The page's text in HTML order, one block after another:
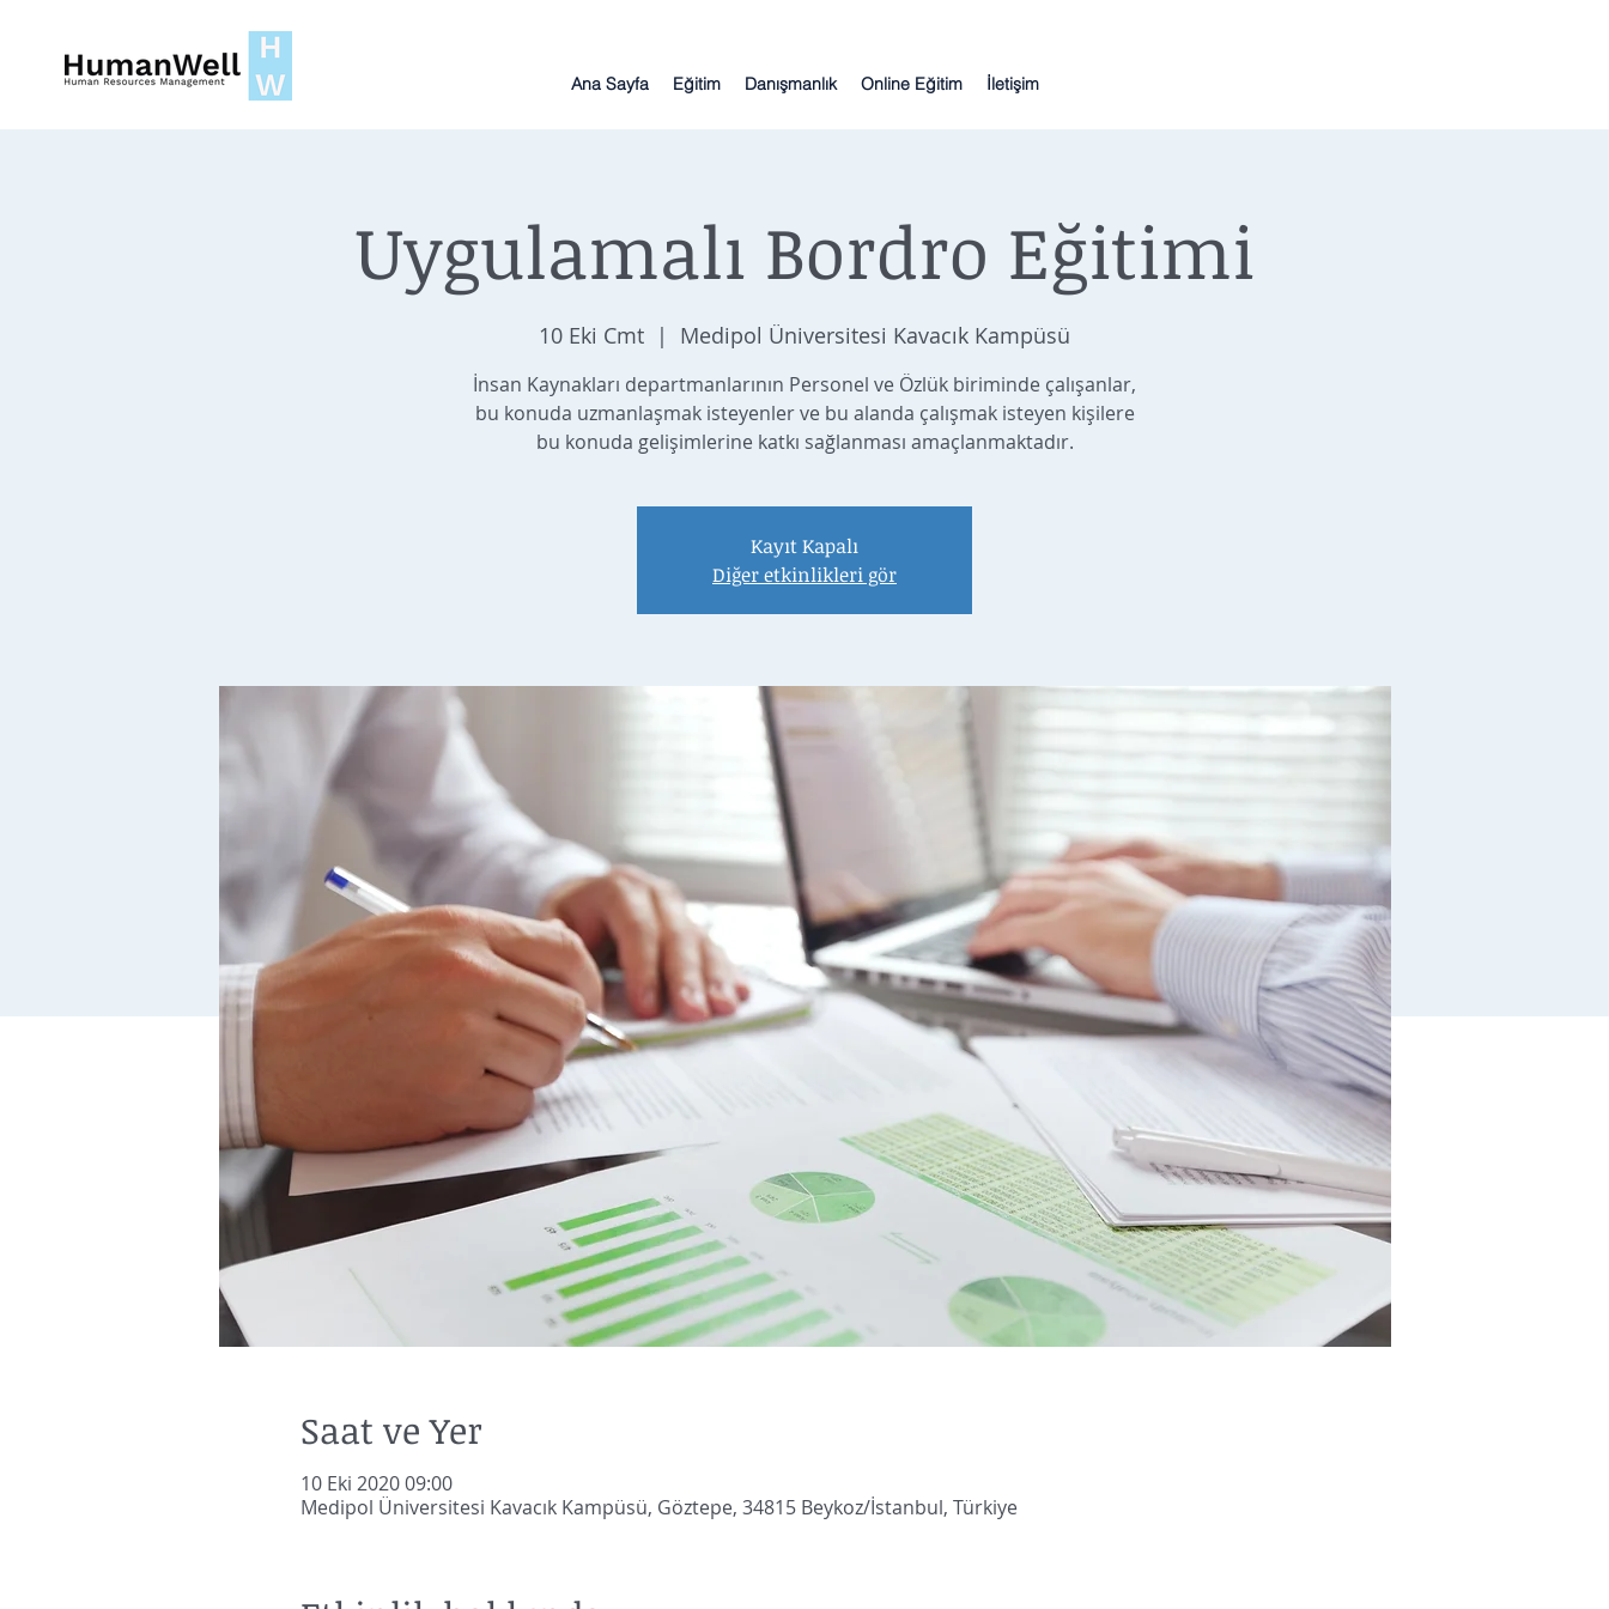
Ana Sayfa Eğitim Danışmanlık Online Eğitim İletişim
Uygulamalı Bordro Eğitimi
10 Eki Cmt
  |
Medipol Üniversitesi Kavacık Kampüsü
İnsan Kaynakları departmanlarının Personel ve Özlük biriminde çalışanlar,
bu konuda uzmanlaşmak isteyenler ve bu alanda çalışmak isteyen kişilere
bu konuda gelişimlerine katkı sağlanması amaçlanmaktadır.
Kayıt Kapalı
Diğer etkinlikleri gör
Saat ve Yer
10 Eki 2020 09:00
Medipol Üniversitesi Kavacık Kampüsü, Göztepe, 34815 Beykoz/İstanbul, Türkiye